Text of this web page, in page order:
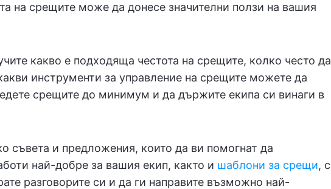
на срещите може да донесе значителни ползи на вашия
какво е подходяща честота на срещите, колко често да
инструменти за управление на срещите можете да
срещите до минимум и да държите екипа си винаги в
съвета и предложения, които да ви помогнат да
най-добре за вашия екип, както и шаблони за срещи, с
разговорите си и да ги направите възможно най-